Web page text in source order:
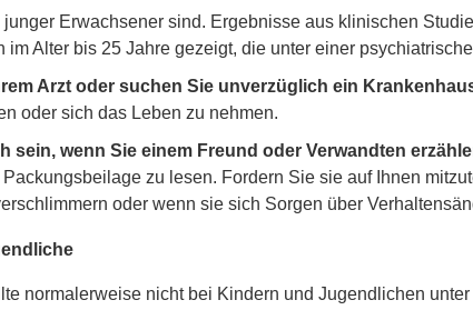
Erwachsener sind. Ergebnisse aus klinischen
im Alter bis 25 Jahre gezeigt, die unter einer
Arzt oder suchen Sie unverzüglich ein
oder sich das Leben zu nehmen.
sein, wenn Sie einem Freund oder Verwandten
zu lesen. Fordern Sie sie auf Ihnen
oder wenn sie sich Sorgen über
normalerweise nicht bei Kindern und Jugendlichen